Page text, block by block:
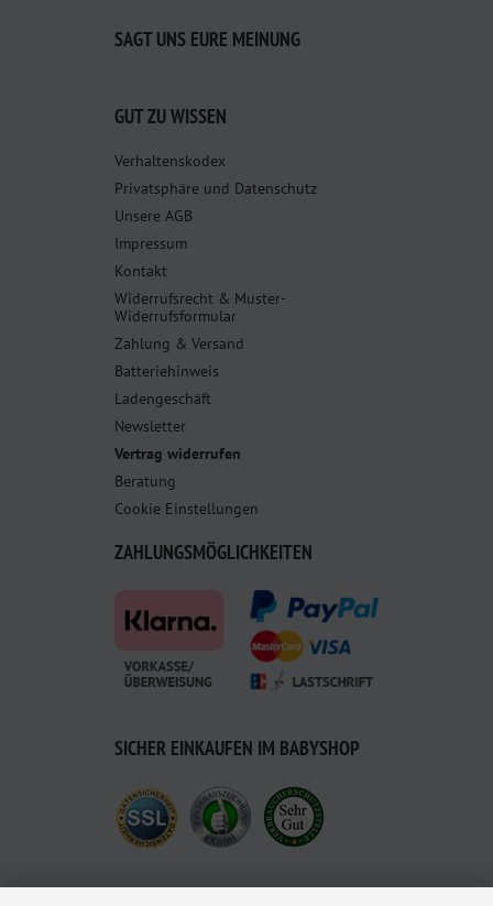
SAGT UNS EURE MEINUNG
GUT ZU WISSEN
Verhaltenskodex
Privatsphäre und Datenschutz
Unsere AGB
Impressum
Kontakt
Widerrufsrecht & Muster-
Widerrufsformular
Zahlung & Versand
Batteriehinweis
Ladengeschäft
Newsletter
Vertrag widerrufen
Beratung
Cookie Einstellungen
ZAHLUNGSMÖGLICHKEITEN
SICHER EINKAUFEN IM BABYSHOP